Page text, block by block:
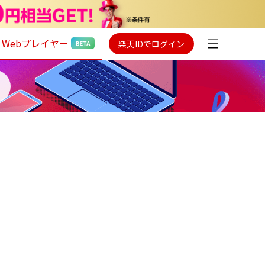
Webプレイヤー 楽天IDでログイン